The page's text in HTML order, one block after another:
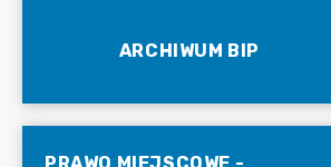
ARCHIWUM BIP
PRAWO MIEJSCOWE -